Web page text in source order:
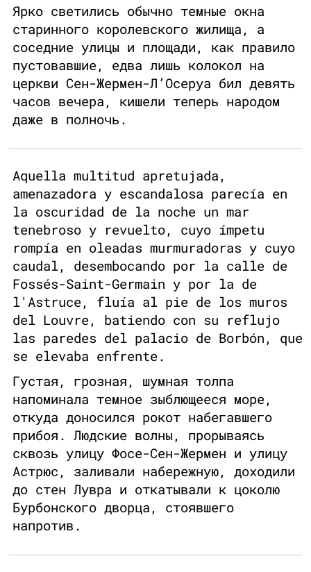
Ярко светились обычно темные окна
старинного королевского жилища, а
соседние улицы и площади, как правило
пустовавшие, едва лишь колокол на
церкви Сен-Жермен-Л’Осеруа бил девять
часов вечера, кишели теперь народом
даже в полночь.
Aquella multitud apretujada,
amenazadora y escandalosa parecía en
la oscuridad de la noche un mar
tenebroso y revuelto, cuyo ímpetu
rompía en oleadas murmuradoras y cuyo
caudal, desembocando por la calle de
Fossés-Saint-Germain y por la de
l'Astruce, fluía al pie de los muros
del Louvre, batiendo con su reflujo
las paredes del palacio de Borbón, que
se elevaba enfrente.
Густая, грозная, шумная толпа
напоминала темное зыблющееся море,
откуда доносился рокот набегавшего
прибоя. Людские волны, прорываясь
сквозь улицу Фосе-Сен-Жермен и улицу
Астрюс, заливали набережную, доходили
до стен Лувра и откатывали к цоколю
Бурбонского дворца, стоявшего
напротив.